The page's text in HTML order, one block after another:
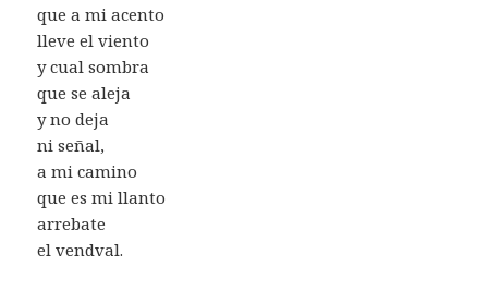
que a mi acento
lleve el viento
y cual sombra
que se aleja
y no deja
ni señal,
a mi camino
que es mi llanto
arrebate
el vendval.